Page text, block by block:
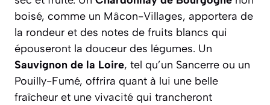
boisé, comme un Mâcon-Villages, apportera de
la rondeur et des notes de fruits blancs qui
épouseront la douceur des légumes. Un
Sauvignon de la Loire, tel qu’un Sancerre ou un
Pouilly-Fumé, offrira quant à lui une belle
fraîcheur et une vivacité qui trancheront